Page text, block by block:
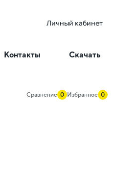
Личный кабинет
Контакты Скачать
Сравнение 0 Избранное 0